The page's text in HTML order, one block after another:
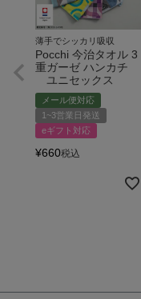
薄手でシッカリ吸収
Pocchi 今治タオル 3
重ガーゼ ハンカチ
ユニセックス
メール便対応
1~3営業日発送
eギフト対応
¥660税込